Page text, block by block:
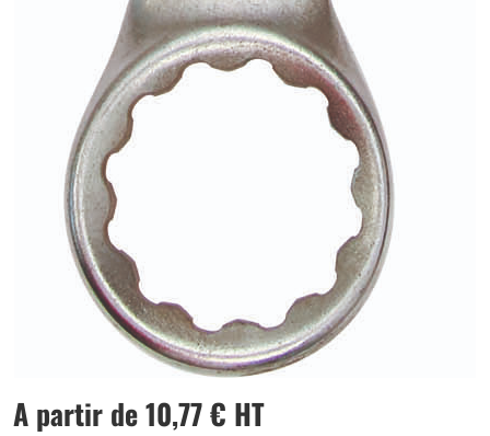
A partir de10,77€ HT